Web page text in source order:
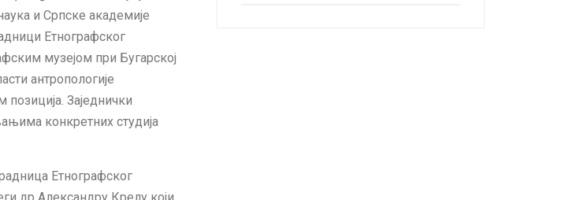
и Српске академије
Етнографског
музејом при Бугарској
антропологије
Заједнички
конкретних студија
Етнографског